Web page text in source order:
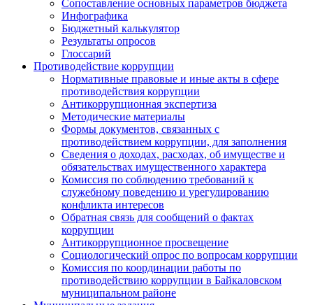
Сопоставление основных параметров бюджета
Инфографика
Бюджетный калькулятор
Результаты опросов
Глоссарий
Противодействие коррупции
Нормативные правовые и иные акты в сфере
противодействия коррупции
Антикоррупционная экспертиза
Методические материалы
Формы документов, связанных с
противодействием коррупции, для заполнения
Сведения о доходах, расходах, об имуществе и
обязательствах имущественного характера
Комиссия по соблюдению требований к
служебному поведению и урегулированию
конфликта интересов
Обратная связь для сообщений о фактах
коррупции
Антикоррупционное просвещение
Социологический опрос по вопросам коррупции
Комиссия по координации работы по
противодействию коррупции в Байкаловском
муниципальном районе